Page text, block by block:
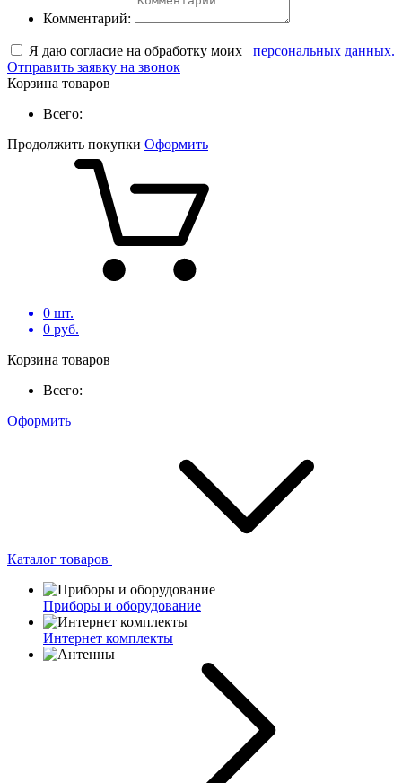
Комментарий:
Я даю согласие на обработку моих
персональных данных.
Отправить заявку на звонок
Корзина товаров
Всего:
Продолжить покупки Оформить
0 шт.
0 руб.
Корзина товаров
Всего:
Оформить
Каталог товаров
Приборы и оборудование
Интернет комплекты